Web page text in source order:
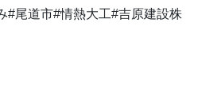
#尾道市#情熱大工#吉原建設株